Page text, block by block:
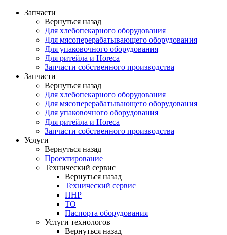
Запчасти
Вернуться назад
Для хлебопекарного оборудования
Для мясоперерабатывающего оборудования
Для упаковочного оборудования
Для ритейла и Horeca
Запчасти собственного производства
Запчасти
Вернуться назад
Для хлебопекарного оборудования
Для мясоперерабатывающего оборудования
Для упаковочного оборудования
Для ритейла и Horeca
Запчасти собственного производства
Услуги
Вернуться назад
Проектирование
Технический сервис
Вернуться назад
Технический сервис
ПНР
ТО
Паспорта оборудования
Услуги технологов
Вернуться назад